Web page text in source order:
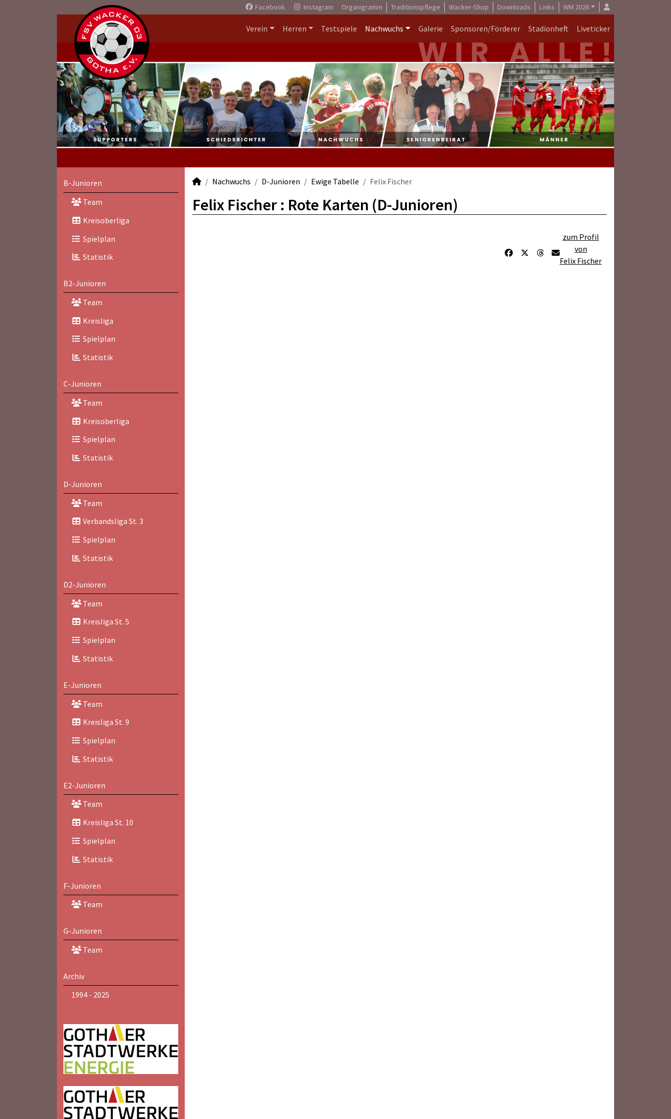
Facebook Instagram Organigramm Traditionspflege Wacker-Shop Downloads Links WM 2026
Verein Herren Testspiele Nachwuchs Galerie Sponsoren/Förderer Stadionheft Liveticker
B-Junioren
Team
Kreisoberliga
Spielplan
Statistik
B2-Junioren
Team
Kreisliga
Spielplan
Statistik
C-Junioren
Team
Kreisoberliga
Spielplan
Statistik
D-Junioren
Team
Verbandsliga St. 3
Spielplan
Statistik
D2-Junioren
Team
Kreisliga St. 5
Spielplan
Statistik
E-Junioren
Team
Kreisliga St. 9
Spielplan
Statistik
E2-Junioren
Team
Kreisliga St. 10
Spielplan
Statistik
F-Junioren
Team
G-Junioren
Team
Archiv
1994 - 2025
Nachwuchs D-Junioren Ewige Tabelle Felix Fischer
Felix Fischer : Rote Karten (D-Junioren)
zum Profil
von
Felix Fischer